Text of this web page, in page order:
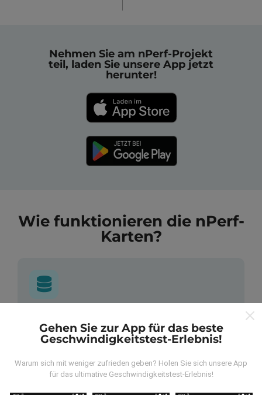
Nehmen Sie am nPerf-Projekt
teil, laden Sie unsere App jetzt
herunter!
Wie funktionieren die nPerf-
Karten?
Die Daten werden aus Tests gesammelt, die von
sind Tests, die unter realen Bedingungen direkt im
Gehen Sie zur App für das beste
Geschwindigkeitstest-Erlebnis!
Warum sich mit weniger zufrieden geben? Holen Sie sich unsere App
für das ultimative Geschwindigkeitstest-Erlebnis!